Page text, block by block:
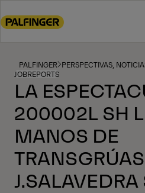
to
content
PALFINGER PERSPECTIVAS,
JOBREPORTS
LA
200002L SH
MANOS DE
TRANSGRÚAS
J.SALAVEDRA